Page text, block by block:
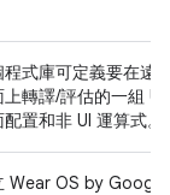
程式庫可定義要在遠
轉譯/評估的一組 UI
置和非 UI 運算式。
Wear OS by Google